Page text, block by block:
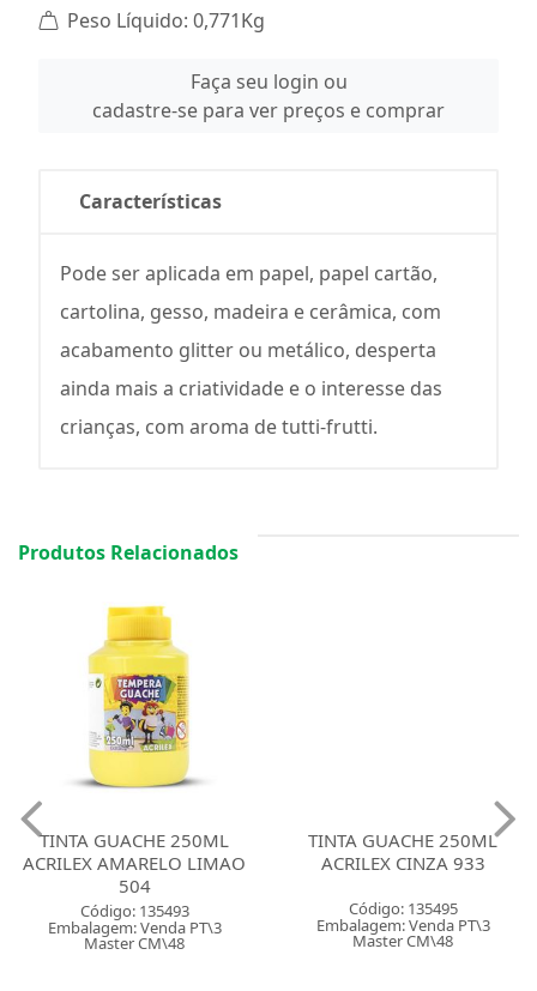
Peso Líquido: 0,771Kg
Faça seu login ou
cadastre-se para ver preços e comprar
Características
Pode ser aplicada em papel, papel cartão,
cartolina, gesso, madeira e cerâmica, com
acabamento glitter ou metálico, desperta
ainda mais a criatividade e o interesse das
crianças, com aroma de tutti-frutti.
Produtos Relacionados
TINTA GUACHE 250ML
ACRILEX AMARELO LIMAO
504
Código: 135493
Embalagem: Venda PT\3
Master CM\48
TINTA GUACHE 250ML
ACRILEX CINZA 933
Código: 135495
Embalagem: Venda PT\3
Master CM\48